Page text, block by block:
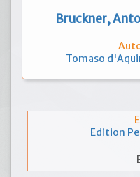
Bruckner,
Tomaso
Edition